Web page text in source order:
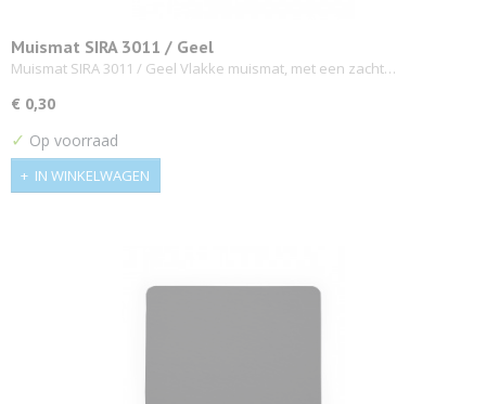
Muismat SIRA 3011 / Geel
Muismat SIRA 3011 / Geel Vlakke muismat, met een zacht…
€ 0,30
✓ Op voorraad
IN WINKELWAGEN